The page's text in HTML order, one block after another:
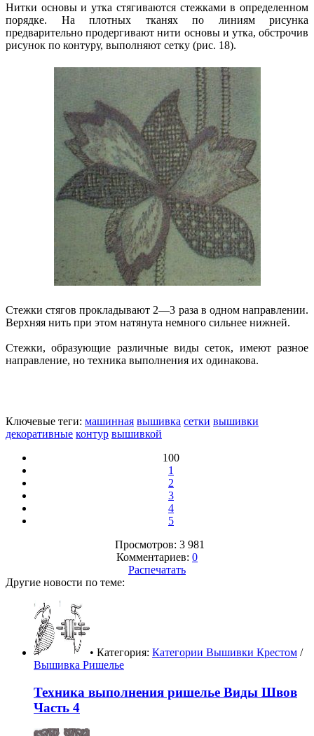
Нитки основы и утка стягиваются стежками в определенном
порядке. На плотных тканях по линиям рисунка
предварительно продергивают нити основы и утка, обстрочив
рисунок по контуру, выполняют сетку (рис. 18).
Стежки стягов прокладывают 2—3 раза в одном направлении.
Верхняя нить при этом натянута немного сильнее нижней.
Стежки, образующие различные виды сеток, имеют разное
направление, но техника выполнения их одинакова.
Ключевые теги: машинная вышивка сетки вышивки
декоративные контур вышивкой
100
1
2
3
4
5
Просмотров: 3 981
Комментариев: 0
Распечатать
Другие новости по теме:
• Категория: Категории Вышивки Крестом /
Вышивка Ришелье
Техника выполнения ришелье Виды Швов
Часть 4